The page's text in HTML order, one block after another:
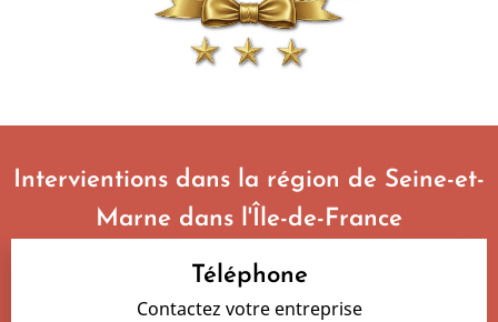
Intervientions dans la région de Seine-et-
Marne dans l'Île-de-France
Téléphone
Contactez votre entreprise